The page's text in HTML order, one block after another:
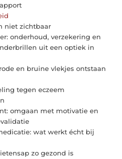
niet zichtbaar
onderhoud, verzekering en
uit een optiek in
en bruine vlekjes ontstaan
tegen eczeem
omgaan met motivatie en
wat werkt écht bij
zo gezond is